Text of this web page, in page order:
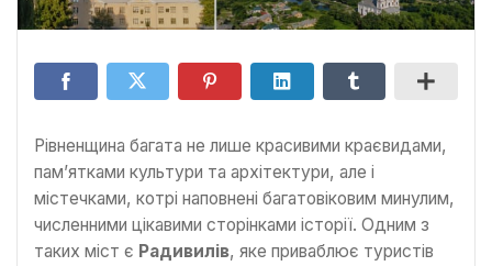
Рівненщина багата не лише красивими краєвидами,
пам’ятками культури та архітектури, але і
містечками, котрі наповнені багатовіковим минулим,
численними цікавими сторінками історії. Одним з
таких міст є Радивилів, яке приваблює туристів